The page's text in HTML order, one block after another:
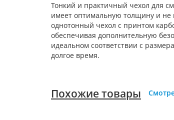
Тонкий и практичный чехол для
имеет оптимальную толщину и не
однотонный чехол с принтом
обеспечивая дополнительную
идеальном соответствии с
долгое время.
Похожие товары